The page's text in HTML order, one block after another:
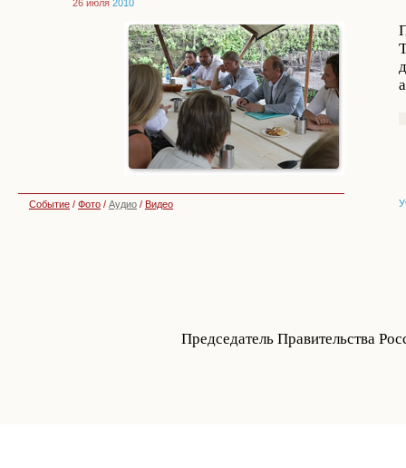
26 июля 2010
Событие / Фото / Аудио / Видео
Председатель Правительства